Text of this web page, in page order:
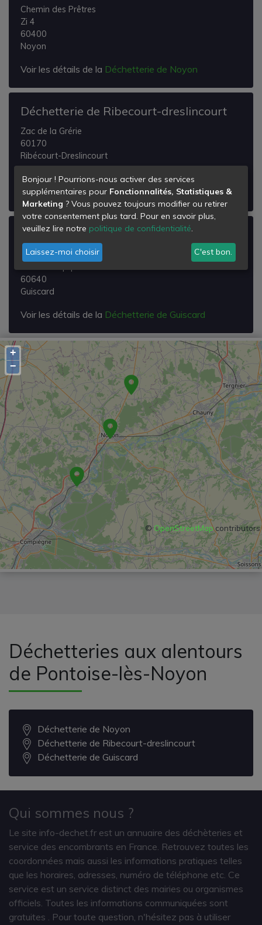
Chemin des Prêtres
Zi 4
60400
Noyon
Voir les détails de la Déchetterie de Noyon
Déchetterie de Ribecourt-dreslincourt
Zac de la Grérie
60170
Ribécourt-Dreslincourt
Voir les détails de laDéchetterie de Ribecourt-
dreslincourt
Déchetterie de Guiscard
Chemin du Fond d'Acq
60640
Guiscard
Voir les détails de la Déchetterie de Guiscard
+
−
©OpenStreetMapcontributors
Déchetteries aux alentours
de Pontoise-lès-Noyon
Déchetterie de Noyon
Déchetterie de Ribecourt-dreslincourt
Déchetterie de Guiscard
Qui sommes nous ?
Le site info-dechet.fr est un annuaire des déchèteries et
service des encombrants en France. Retrouvez toutes les
coordonnées mais aussi les informations pratiques telles
que les horaires, adresses, numéro de téléphone etc. Ce
service est un service distinct des mairies ou organismes
officiels. Toutes les informations communiquées sont
gratuites
. Pour toute question, n'hésitez pas à utiliser
Bonjour ! Pourrions-nous activer des services
supplémentaires pour Fonctionnalités, Statistiques &
Marketing ? Vous pouvez toujours modifier ou retirer
votre consentement plus tard. Pour en savoir plus,
veuillez lire notre politique de confidentialité.
Laissez-moi choisir C'est bon.